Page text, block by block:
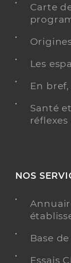
Carte
Les
En
Santé
NOS
Base
Essais